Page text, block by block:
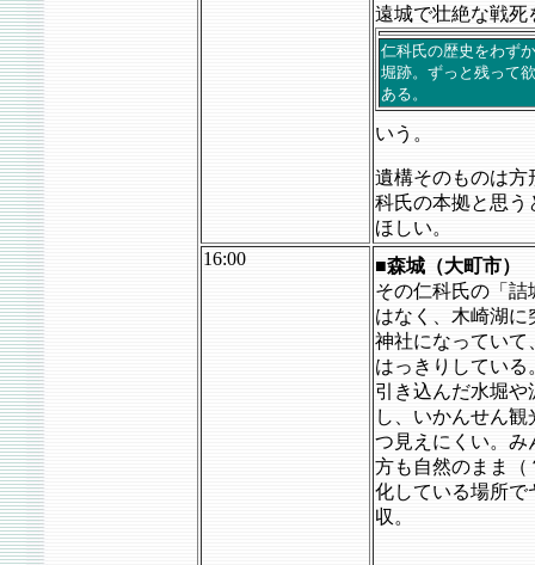
遠城で壮絶な戦死
仁科氏の歴史をわず
堀跡。ずっと残って
ある。
いう。
遺構そのものは方
科氏の本拠と思う
ほしい。
16:00
■森城（大町市）
その仁科氏の「
はなく、木崎湖
神社になっていて
はっきりしてい
引き込んだ水堀
し、いかんせん
つ見えにくい。み
方も自然のまま（
化している場所で
収。